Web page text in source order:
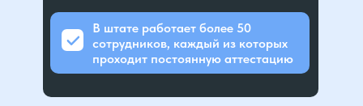
В штате работает более 50
сотрудников, каждый из которых
проходит постоянную аттестацию